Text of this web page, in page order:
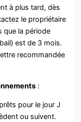
à plus tard, dès
le propriétaire
que la période
est de 3 mois.
recommandée
:
pour le jour J
ou suivent.